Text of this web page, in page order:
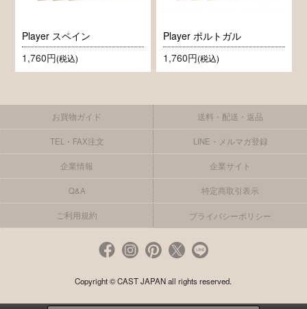
Player スペイン
1,760円(税込)
Player ポルトガル
1,760円(税込)
お買物ガイド 送料・配送・返品
TEL・FAX注文 LINE・メルマガ登録
企業情報 企業サイト
Q&A 特定商取引表示
ご利用規約 プライバシーポリシー
Copyright © CAST JAPAN all rights reserved.